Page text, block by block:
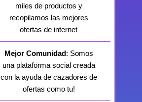
miles de productos y
recopilamos las mejores
ofertas de internet
Mejor Comunidad: Somos
una plataforma social creada
con la ayuda de cazadores de
ofertas como tu!